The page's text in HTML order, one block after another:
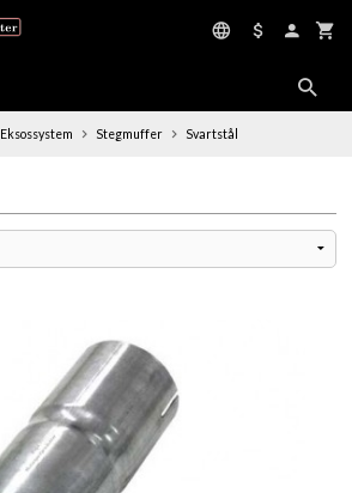
Eksossystem Stegmuffer Svartstål